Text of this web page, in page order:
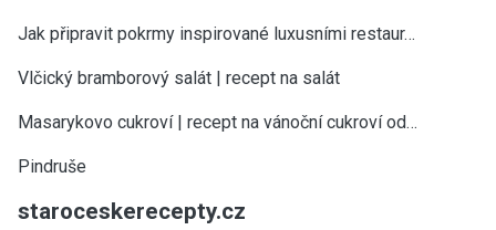
Jak připravit pokrmy inspirované luxusními restaur…
Vlčický bramborový salát | recept na salát
Masarykovo cukroví | recept na vánoční cukroví od…
Pindruše
staroceskerecepty.cz